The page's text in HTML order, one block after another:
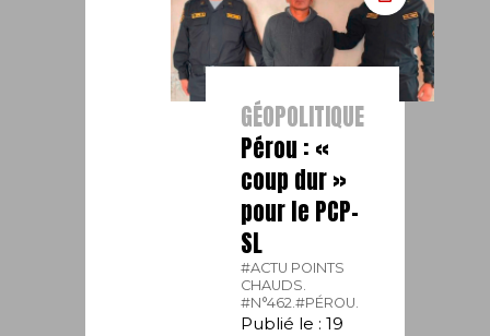
GÉOPOLITIQUE
Pérou : «
coup dur »
pour le PCP-
SL
#ACTU POINTS
CHAUDS.
#N°462.#PÉROU.
Publié le : 19